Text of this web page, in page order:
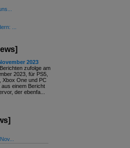
...
2023
zufolge am
2023, für PS5,
Xbox One und PC
einem Bericht
der ebenfa...